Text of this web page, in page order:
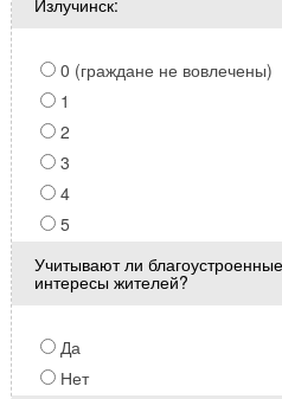
Излучинск:
0 (граждане не вовлечены)
1
2
3
4
5
Учитывают ли
интересы жителей?
Да
Нет